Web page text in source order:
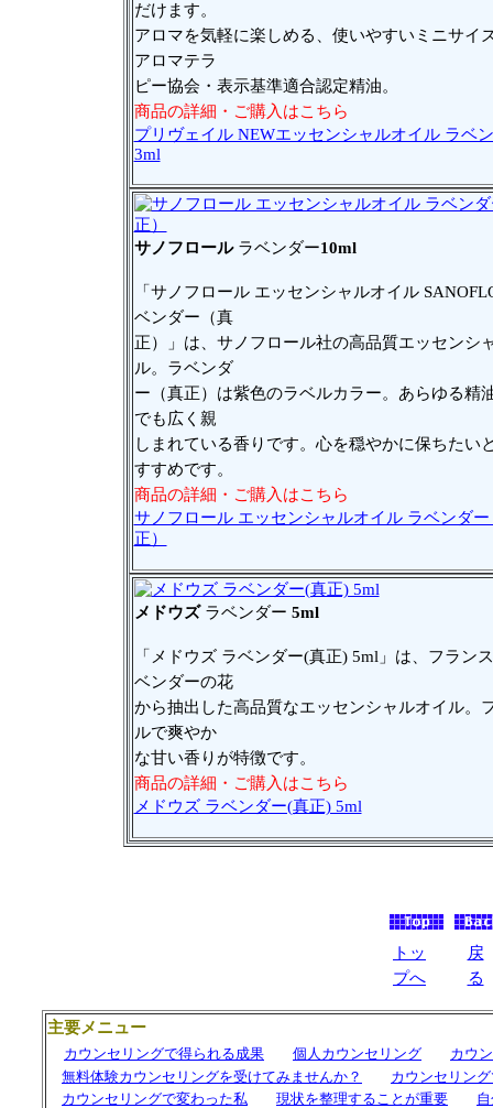
だけます。
アロマを気軽に楽しめる、使いやすいミニサイ
アロマテラ
ピー協会・表示基準適合認定精油。
商品の詳細・ご購入はこちら
プリヴェイル NEWエッセンシャルオイル ラベ
3ml
サノフロール ラベンダー10ml
「サノフロール エッセンシャルオイル
ベンダー（真
正）」は、サノフロール社の高品質エッセンシ
ル。ラベンダ
ー（真正）は紫色のラベルカラー。あらゆる精
でも広く親
しまれている香りです。心を穏やかに保ちたい
すすめです。
商品の詳細・ご購入はこちら
サノフロール エッセンシャルオイル ラベンダー
正）
メドウズ ラベンダー 5ml
「メドウズ ラベンダー(真正) 5ml」は、フラン
ベンダーの花
から抽出した高品質なエッセンシャルオイル。
ルで爽やか
な甘い香りが特徴です。
商品の詳細・ご購入はこちら
メドウズ ラベンダー(真正) 5ml
トッ
プへ
戻
る
主要メニュー
カウンセリングで得られる成果 個人カウンセリング
カウ
無料体験カウンセリングを受けてみませんか？
カウンセリン
カウンセリングで変わった私
現状を整理することが重要